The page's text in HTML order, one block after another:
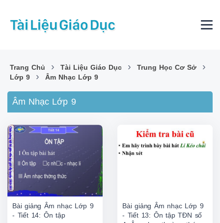
Trang Chủ › Tài Liệu Giáo Dục › Trung Học Cơ Sở ›
Lớp 9 › Âm Nhạc Lớp 9
Âm Nhạc Lớp 9
Bài giảng Âm nhạc Lớp 9
- Tiết 14: Ôn tập
Bài giảng Âm nhạc Lớp 9
- Tiết 13: Ôn tập TĐN số